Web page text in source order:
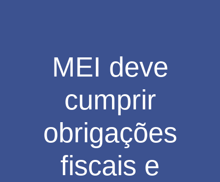
MEI deve
cumprir
obrigações
fiscais e